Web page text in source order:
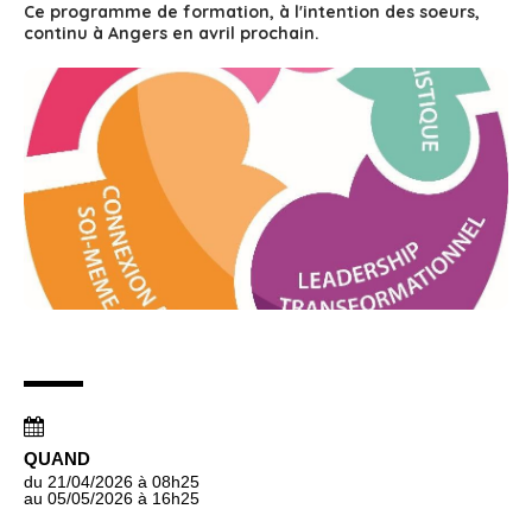
Ce programme de formation, à l'intention des soeurs,
continu à Angers en avril prochain.
QUAND
du 21/04/2026 à 08h25
au 05/05/2026 à 16h25